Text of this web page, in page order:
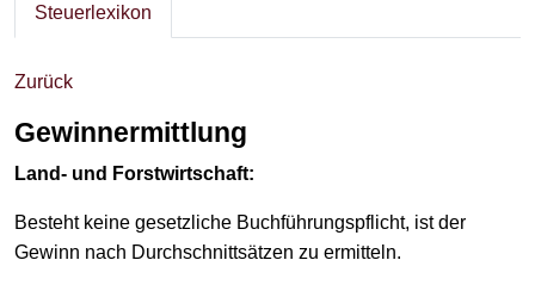
Steuerlexikon
Zurück
Gewinnermittlung
Land- und Forstwirtschaft:
Besteht keine gesetzliche Buchführungspflicht, ist der
Gewinn nach Durchschnittsätzen zu ermitteln.